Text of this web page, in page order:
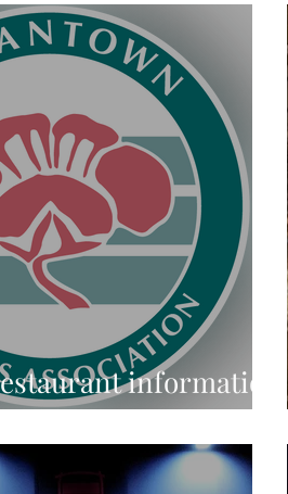
information
Japantown